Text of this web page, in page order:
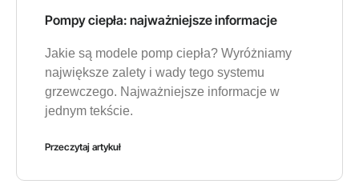
Pompy ciepła: najważniejsze informacje
Jakie są modele pomp ciepła? Wyróżniamy
największe zalety i wady tego systemu
grzewczego. Najważniejsze informacje w
jednym tekście.
Przeczytaj artykuł